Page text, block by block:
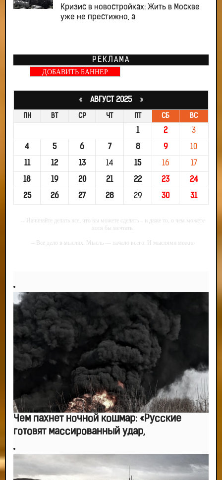
Кризис в новостройках: Жить в Москве
уже не престижно, а
РЕКЛАМА
ДОБАВИТЬ БАННЕР
« АВГУСТ 2025 »
ПН ВТ СР ЧТ ПТ СБ ВС
1 2 3
4 5 6 7 8 9 10
11 12 13 14 15 16 17
18 19 20 21 22 23 24
25 26 27 28 29 30 31
-- Начинайте делать все, что вы можете сделать – и даже то, о чем можете
хотя бы мечтать.
-- Все дело в мыслях. Мысль — начало всего. И мыслями можно
-- Самое большое богатство — это ум. Самая большая нищета — глупость.
Из всех страхов самый пугающий — самолюбование.
-- Лучшее, что можно сделать с хорошим советом, это пропустить его
мимо ушей. Он никогда не бывает полезен никому, кроме того, кто его дал.
-- Люблю давать советы и очень не люблю, когда их дают мне.
Чем пахнет ночной кошмар: «Русские
готовят массированный удар,